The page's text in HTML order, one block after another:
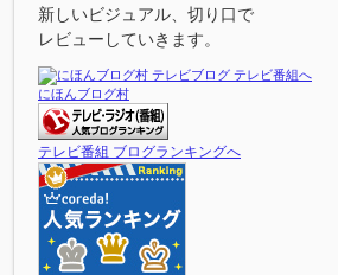
新しいビジュアル、切り口で
レビューしていきます。
にほんブログ村
テレビ番組 ブログランキングへ